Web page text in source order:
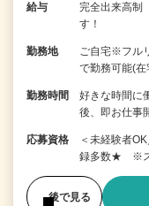
給与
完全出来高制
す！
勤務地
ご自宅※フル
で勤務可能(在
勤務時間
好きな時間に
後、即お仕
応募資格
＜未経験者
録多数★ ※ス
後で見る